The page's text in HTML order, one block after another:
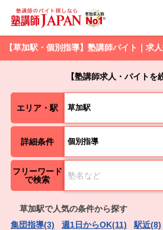
【草加駅・個別指導】塾講師バイト｜求
【塾講師求人・バイトを
エリア・駅 草加駅
詳細条件 個別指導
フリーワード
で検索
草加駅で人気の条件から探す
集団指導(3)
週1日からOK(11) 駅近(8)